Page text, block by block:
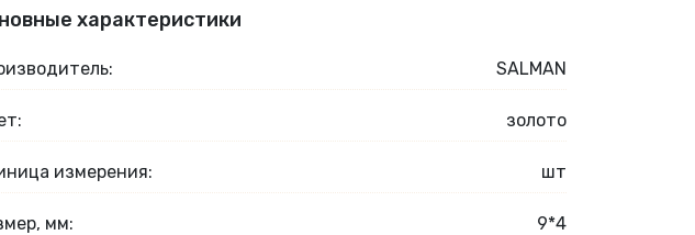
характеристики
SALMAN
золото
измерения: шт
мм: 9*4